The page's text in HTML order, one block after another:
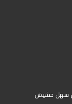
سهل حشيش